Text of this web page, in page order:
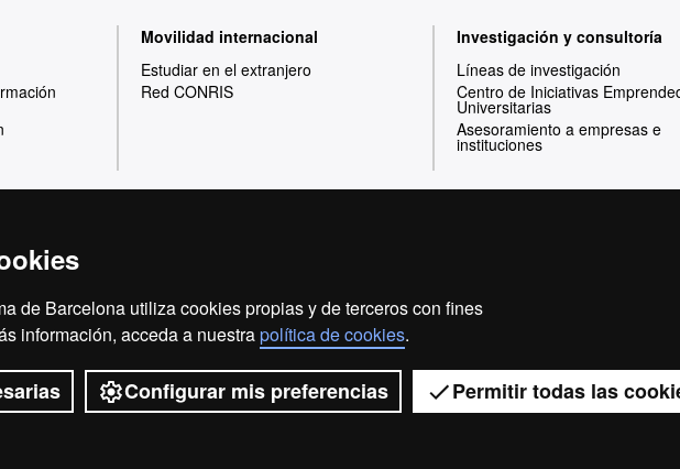
de Barcelona utiliza cookies propias y de terceros con fines
información, acceda a nuestrapolítica de cookies.
Configurar mis preferencias Permitir todas las
Movilidad internacional
Estudiar en el extranjero
Red CONRIS
Investigación y consultoría
Líneas de investigación
Centro de Iniciativas
Universitarias
Asesoramiento a empresas e
instituciones
de la excelencia
HR
Excellence
Somos una universidad líder que imparte una
flexible, adecuada a las necesidades de la sociedad y
2026 Universitat